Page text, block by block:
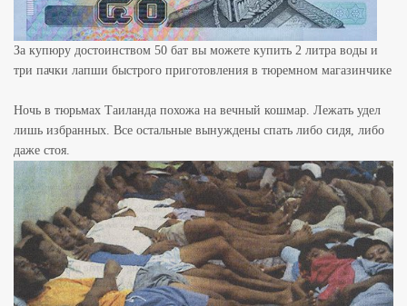
За купюру достоинством 50 бат вы можете купить 2 литра воды и
три пачки лапши быстрого приготовления в тюремном магазинчике
Ночь в тюрьмах Таиланда похожа на вечный кошмар. Лежать удел
лишь избранных. Все остальные вынуждены спать либо сидя, либо
даже стоя.